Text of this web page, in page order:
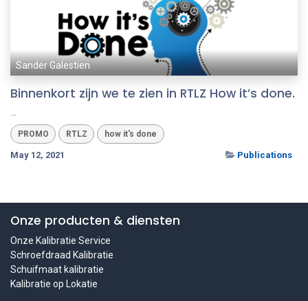
Sander Galestien
Binnenkort zijn we te zien in RTLZ How it’s done.
...
PROMO RTLZ how it's done
May 12, 2021 Publications
Onze producten & diensten
Onze Kalibratie Service
Schroefdraad Kalibratie
Schuifmaat kalibratie
Kalibratie op Lokatie